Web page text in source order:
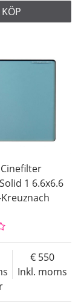
KÖP
1 6.6x6.6
Inkl. moms
550